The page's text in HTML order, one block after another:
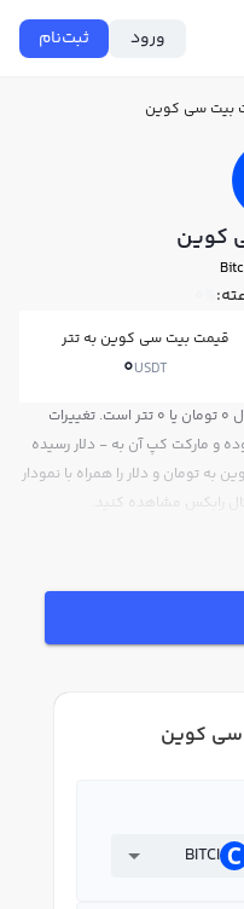
ورود ثبت‌نام
بیت سی کوین
کوین
0%
قیمت بیت سی کوین به تتر
0USDT
قیمت لحظه‌ای بیت سی کوین هم اکنون معادل 0 تومان یا 0 تتر است. تغییرات
سی کوین طی 24 ساعت اخیر 0% بوده و مارکت کپ آن به - دلار رسیده
تومان و دلار را همراه با نمودار
رابکس مشاهده کنید.
سی کوین
BITCI